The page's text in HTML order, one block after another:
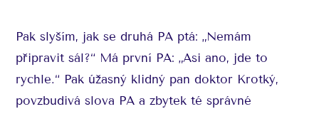
Pak slyším, jak se druhá PA ptá: „Nemám
připravit sál?“ Má první PA: „Asi ano, jde to
rychle.“ Pak úžasný klidný pan doktor Krotký,
povzbudivá slova PA a zbytek té správné